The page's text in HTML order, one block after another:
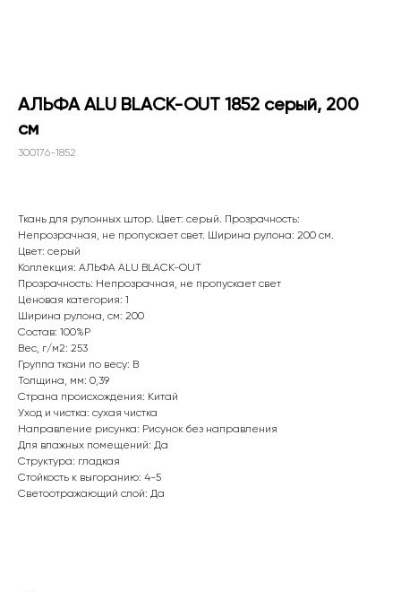
АЛЬФА ALU BLACK-OUT 1852 серый, 200
см
300176-1852
Ткань для рулонных штор. Цвет: серый. Прозрачность:
Непрозрачная, не пропускает свет. Ширина рулона: 200 см.
Цвет: серый
Коллекция: АЛЬФА ALU BLACK-OUT
Прозрачность: Непрозрачная, не пропускает свет
Ценовая категория: 1
Ширина рулона, см: 200
Состав: 100%P
Вес, г/м2: 253
Группа ткани по весу: B
Толщина, мм: 0,39
Страна происхождения: Китай
Уход и чистка: сухая чистка
Направление рисунка: Рисунок без направления
Для влажных помещений: Да
Структура: гладкая
Стойкость к выгоранию: 4-5
Светоотражающий слой: Да
Карнизы
Раздвижные
Рулонные
Римские
Наши соцсети